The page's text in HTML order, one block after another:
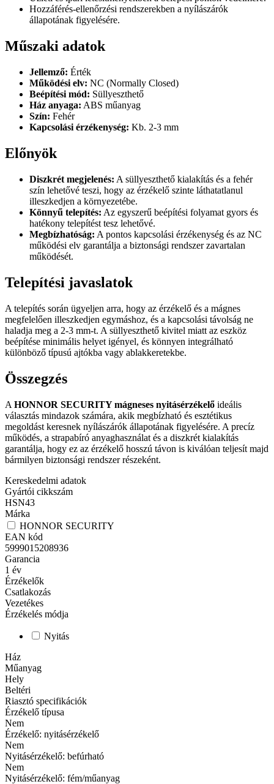
Hozzáférés-ellenőrzési rendszerekben a nyílászárók
állapotának figyelésére.
Műszaki adatok
Jellemző: Érték
Működési elv: NC (Normally Closed)
Beépítési mód: Süllyeszthető
Ház anyaga: ABS műanyag
Szín: Fehér
Kapcsolási érzékenység: Kb. 2-3 mm
Előnyök
Diszkrét megjelenés: A süllyeszthető kialakítás és a fehér
szín lehetővé teszi, hogy az érzékelő szinte láthatatlanul
illeszkedjen a környezetébe.
Könnyű telepítés: Az egyszerű beépítési folyamat gyors és
hatékony telepítést tesz lehetővé.
Megbízhatóság: A pontos kapcsolási érzékenység és az NC
működési elv garantálja a biztonsági rendszer zavartalan
működését.
Telepítési javaslatok
A telepítés során ügyeljen arra, hogy az érzékelő és a mágnes
megfelelően illeszkedjen egymáshoz, és a kapcsolási távolság ne
haladja meg a 2-3 mm-t. A süllyeszthető kivitel miatt az eszköz
beépítése minimális helyet igényel, és könnyen integrálható
különböző típusú ajtókba vagy ablakkeretekbe.
Összegzés
A HONNOR SECURITY mágneses nyitásérzékelő ideális
választás mindazok számára, akik megbízható és esztétikus
megoldást keresnek nyílászárók állapotának figyelésére. A precíz
működés, a strapabíró anyaghasználat és a diszkrét kialakítás
garantálja, hogy ez az érzékelő hosszú távon is kiválóan teljesít majd
bármilyen biztonsági rendszer részeként.
Kereskedelmi adatok
Gyártói cikkszám
HSN43
Márka
HONNOR SECURITY
EAN kód
5999015208936
Garancia
1 év
Érzékelők
Csatlakozás
Vezetékes
Érzékelés módja
Nyitás
Ház
Műanyag
Hely
Beltéri
Riasztó specifikációk
Érzékelő típusa
Nem
Érzékelő: nyitásérzékelő
Nem
Nyitásérzékelő: befúrható
Nem
Nyitásérzékelő: fém/műanyag